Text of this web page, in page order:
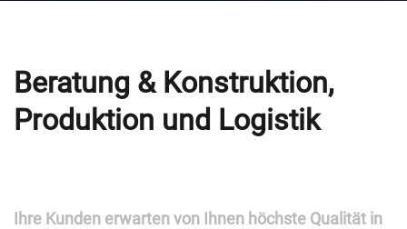
Beratung & Konstruktion,
Produktion und Logistik
Ihre Kunden erwarten von Ihnen höchste Qualität in